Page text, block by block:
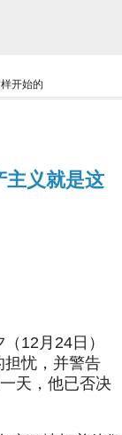
开始的
主义就是这
12月24日）
担忧，并警告
天，他已否决